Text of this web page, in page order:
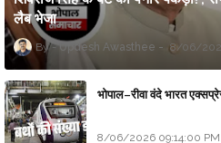
लैब भेजा
Updesh Awasthee 8/06/
भोपाल–रीवा वंदे भारत
8/06/2026 09:14:00 PM